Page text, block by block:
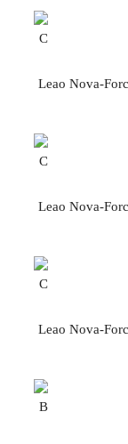
C
Leao Nova-
C
Leao Nova-
C
Leao Nova-
B